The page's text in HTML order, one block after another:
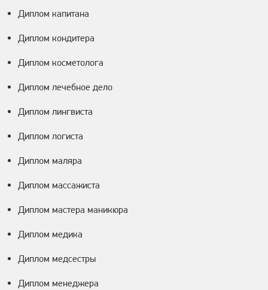
Диплом капитана
Диплом кондитера
Диплом косметолога
Диплом лечебное дело
Диплом лингвиста
Диплом логиста
Диплом маляра
Диплом массажиста
Диплом мастера маникюра
Диплом медика
Диплом медсестры
Диплом менеджера